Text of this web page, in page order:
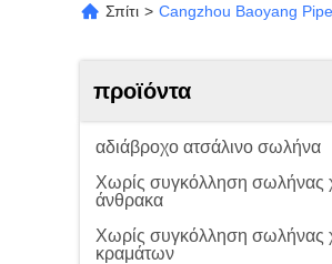
Σπίτι > Cangzhou Baoyang
προϊόντα
αδιάβροχο ατσάλινο σωλήνα
Χωρίς συγκόλληση σωλήνας
άνθρακα
Χωρίς συγκόλληση σωλήνας
κραμάτων